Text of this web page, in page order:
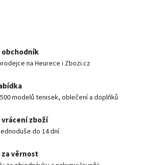
obchodník
na Heurece i Zbozi.cz
modelů tenisek, oblečení a doplňků
zboží
do 14 dní
za věrnost